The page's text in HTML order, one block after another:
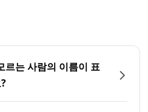
르는 사람의 이름이 표